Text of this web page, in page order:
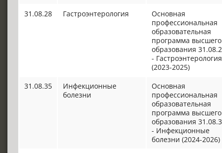
31.08.28
Гастроэнтерология
Основная
профессиональная
образовательная
программа высшего
образования
- Гастроэнтерология
(2023-2025)
31.08.35
Инфекционные
болезни
Основная
профессиональная
образовательная
программа высшего
образования
- Инфекционные
болезни (2024-2026)